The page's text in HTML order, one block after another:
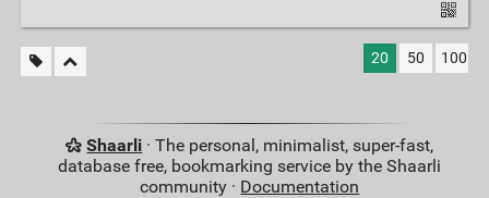
20 50 100
Shaarli · The personal, minimalist, super-fast,
database free, bookmarking service by the Shaarli
community · Documentation